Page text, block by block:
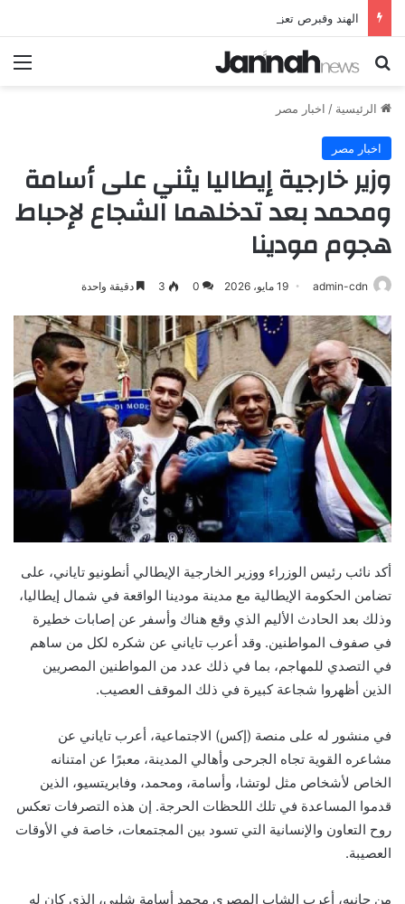
بحث عن
الرئيسية / اخبار مصر
اخبار مصر
وزير خارجية إيطاليا يثني على أسامة
ومحمد بعد تدخلهما الشجاع لإحباط
هجوم مودينا
admin-cdn 19 مايو، 2026 0
3 دقيقة واحدة
أكد نائب رئيس الوزراء ووزير الخارجية الإيطالي أنطونيو تاياني، على
تضامن الحكومة الإيطالية مع مدينة مودينا الواقعة في شمال إيطاليا،
وذلك بعد الحادث الأليم الذي وقع هناك وأسفر عن إصابات خطيرة
في صفوف المواطنين. وقد أعرب تاياني عن شكره لكل من ساهم
في التصدي للمهاجم، بما في ذلك عدد من المواطنين المصريين
الذين أظهروا شجاعة كبيرة في ذلك الموقف العصيب.
في منشور له على منصة (إكس) الاجتماعية، أعرب تاياني عن
مشاعره القوية تجاه الجرحى وأهالي المدينة، معبرًا عن امتنانه
الخاص لأشخاص مثل لوتشا، وأسامة، ومحمد، وفابريتسيو، الذين
قدموا المساعدة في تلك اللحظات الحرجة. إن هذه التصرفات تعكس
روح التعاون والإنسانية التي تسود بين المجتمعات، خاصة في الأوقات
العصيبة.
من جانبه، أعرب الشاب المصري محمد أسامة شلبي، الذي كان له